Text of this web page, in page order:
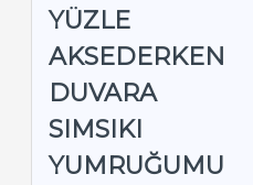
YÜZLE
AKSEDERKEN
DUVARA
SIMSIKI
YUMRUĞUMU